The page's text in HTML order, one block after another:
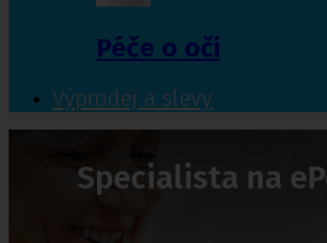
Péče o oči
Výprodej a slevy
Specialista na